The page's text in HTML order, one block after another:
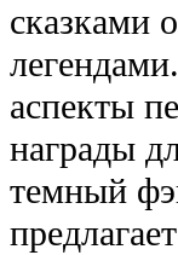
сказками
аспекты
награды
темный